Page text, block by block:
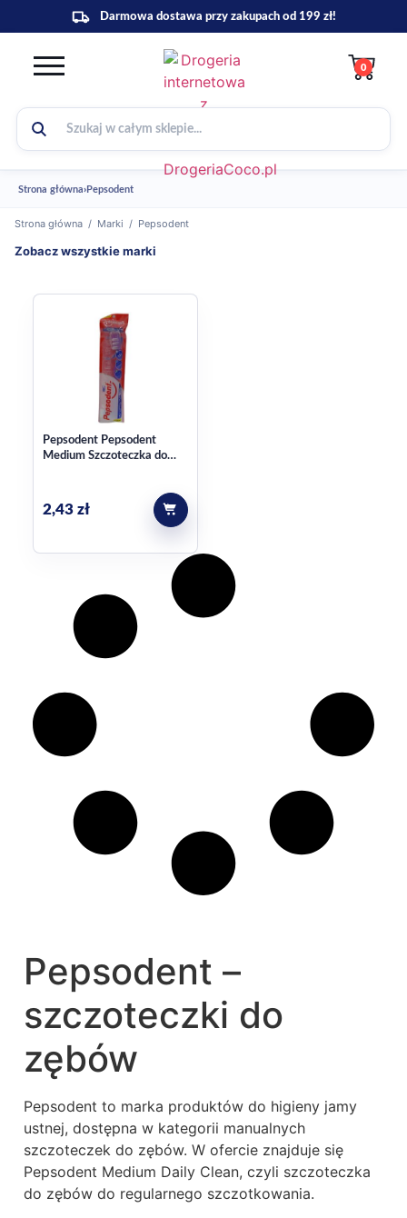
0
Strona główna›Pepsodent
Strona główna / Marki / Pepsodent
Zobacz wszystkie marki
Pepsodent Pepsodent
Medium Szczoteczka do
2,43 zł
Pepsodent –
szczoteczki do
zębów
Pepsodent to marka produktów do higieny jamy
ustnej, dostępna w kategorii manualnych
szczoteczek do zębów. W ofercie znajduje się
Pepsodent Medium Daily Clean, czyli szczoteczka
do zębów do regularnego szczotkowania.